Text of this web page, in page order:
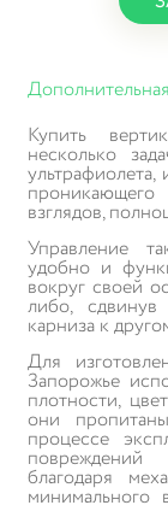
Купить
несколько
взглядов,
Управление
удобно и
вокруг своей
либо,
карниза к
Для
Запорожье
плотности,
они
процессе
благодаря
минимального